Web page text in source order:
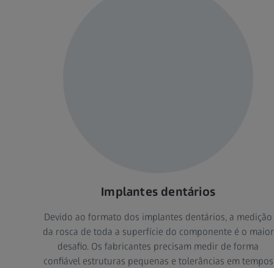
Implantes dentários
Devido ao formato dos implantes dentários, a medição
da rosca de toda a superfície do componente é o maior
desafio. Os fabricantes precisam medir de forma
confiável estruturas pequenas e tolerâncias em tempos